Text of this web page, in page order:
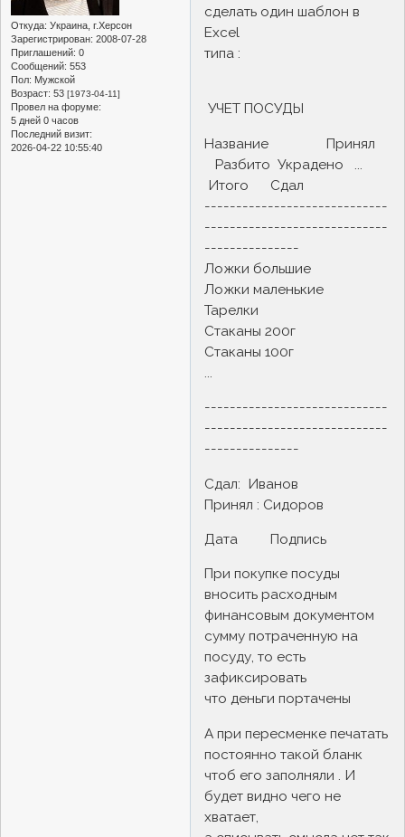
Откуда: Украина, г.Херсон
Зарегистрирован: 2008-07-28
Приглашений: 0
Сообщений: 553
Пол: Мужской
Возраст: 53 [1973-04-11]
Провел на форуме:
5 дней 0 часов
Последний визит:
2026-04-22 10:55:40
сделать один шаблон в
Excel
типа :
УЧЕТ ПОСУДЫ
Название Принял
Разбито Украдено ...
Итого Сдал
-----------------------------
-----------------------------
---------------
Ложки большие
Ложки маленькие
Тарелки
Стаканы 200г
Стаканы 100г
...
-----------------------------
-----------------------------
---------------
Сдал: Иванов
Принял : Сидоров
Дата Подпись
При покупке посуды
вносить расходным
финансовым документом
сумму потраченную на
посуду, то есть
зафиксировать
что деньги портачены
А при пересменке печатать
постоянно такой бланк
чтоб его заполняли . И
будет видно чего не
хватает,